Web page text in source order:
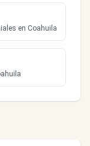
en Coahuila